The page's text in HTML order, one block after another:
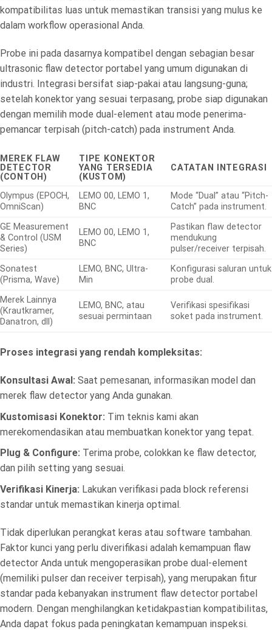
kompatibilitas luas untuk memastikan transisi yang mulus ke
dalam workflow operasional Anda.
Probe ini pada dasarnya kompatibel dengan sebagian besar
ultrasonic flaw detector portabel yang umum digunakan di
industri. Integrasi bersifat siap-pakai atau langsung-guna;
setelah konektor yang sesuai terpasang, probe siap digunakan
dengan memilih mode dual-element atau mode penerima-
pemancar terpisah (pitch-catch) pada instrument Anda.
MEREK FLAW
DETECTOR
(CONTOH)
TIPE KONEKTOR
YANG TERSEDIA
(KUSTOM)
CATATAN INTEGRASI
Olympus (EPOCH,
OmniScan)
LEMO 00, LEMO 1,
BNC
Mode “Dual” atau “Pitch-
Catch” pada instrument.
GE Measurement
& Control (USM
Series)
LEMO 00, LEMO 1,
BNC
Pastikan flaw detector
mendukung
pulser/receiver terpisah.
Sonatest
(Prisma, Wave)
LEMO, BNC, Ultra-
Min
Konfigurasi saluran untuk
probe dual.
Merek Lainnya
(Krautkramer,
Danatron, dll)
LEMO, BNC, atau
sesuai permintaan
Verifikasi spesifikasi
soket pada instrument.
Proses integrasi yang rendah kompleksitas:
Konsultasi Awal: Saat pemesanan, informasikan model dan
merek flaw detector yang Anda gunakan.
Kustomisasi Konektor: Tim teknis kami akan
merekomendasikan atau membuatkan konektor yang tepat.
Plug & Configure: Terima probe, colokkan ke flaw detector,
dan pilih setting yang sesuai.
Verifikasi Kinerja: Lakukan verifikasi pada block referensi
standar untuk memastikan kinerja optimal.
Tidak diperlukan perangkat keras atau software tambahan.
Faktor kunci yang perlu diverifikasi adalah kemampuan flaw
detector Anda untuk mengoperasikan probe dual-element
(memiliki pulser dan receiver terpisah), yang merupakan fitur
standar pada kebanyakan instrument flaw detector portabel
modern. Dengan menghilangkan ketidakpastian kompatibilitas,
Anda dapat fokus pada peningkatan kemampuan inspeksi.